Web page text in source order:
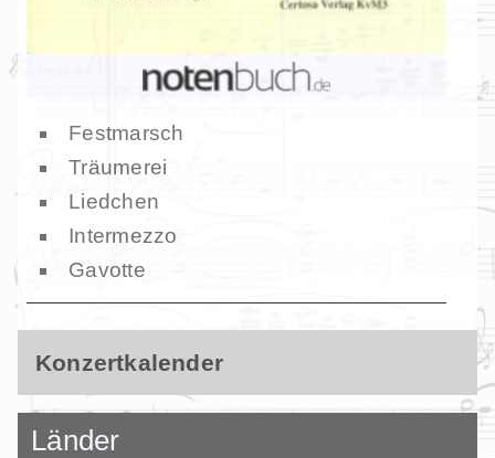
Festmarsch
Träumerei
Liedchen
Intermezzo
Gavotte
Konzertkalender
Länder